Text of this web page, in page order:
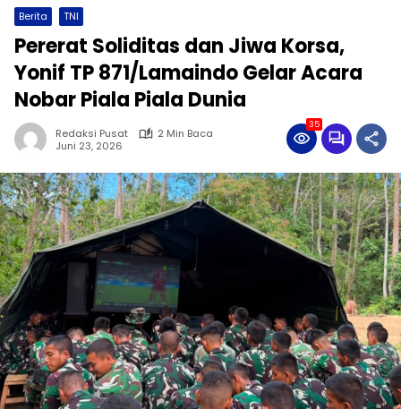
Berita TNI
Pererat Soliditas dan Jiwa Korsa,
Yonif TP 871/Lamaindo Gelar Acara
Nobar Piala Piala Dunia
Redaksi Pusat
2 Min Baca
Juni 23, 2026
35